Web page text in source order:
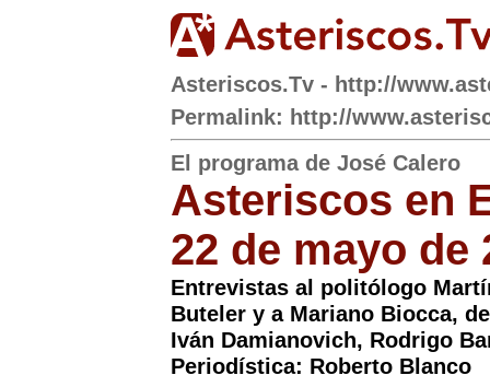
Asteriscos.Tv - http://
Permalink: http://
El programa de José Calero
Asteriscos en
22 de mayo de
Entrevistas al politólogo
Buteler y a Mariano Biocca,
Iván Damianovich, Rodrigo
Periodística: Roberto Blanco